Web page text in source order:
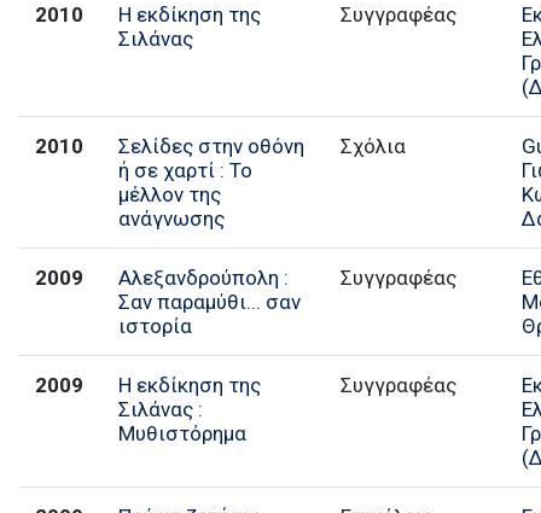
2010
Η εκδίκηση της
Σιλάνας
Συγγραφέας
2010
Σελίδες στην οθόνη
ή σε χαρτί : Το
μέλλον της
ανάγνωσης
Σχόλια
2009
Αλεξανδρούπολη :
Σαν παραμύθι... σαν
ιστορία
Συγγραφέας
2009
Η εκδίκηση της
Σιλάνας :
Μυθιστόρημα
Συγγραφέας